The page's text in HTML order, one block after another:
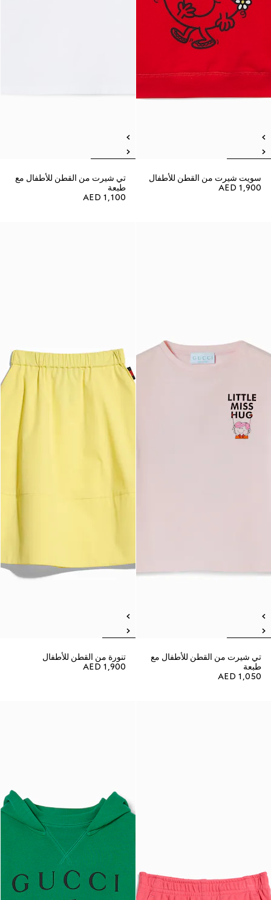
سويت شيرت من القطن للأطفال
AED 1,900
تي شيرت من القطن للأطفال مع
طبعة
AED 1,100
تي شيرت من القطن للأطفال مع
طبعة
AED 1,050
تنورة من القطن للأطفال
AED 1,900